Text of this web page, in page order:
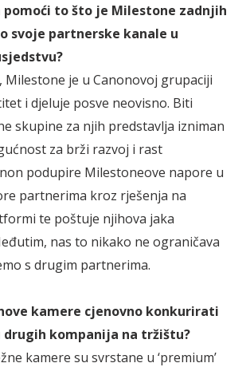
pomoći to što je Milestone zadnjih
svoje partnerske kanale u
Milestone je u Canonovoj grupaciji
i djeluje posve neovisno. Biti
skupine za njih predstavlja izniman
za brži razvoj i rast
podupire Milestoneove napore u
partnerima kroz rješenja na
te poštuje njihova jaka
nas to nikako ne ograničava
s drugim partnerima.
kamere cjenovno konkurirati
drugih kompanija na tržištu?
kamere su svrstane u ‘premium’